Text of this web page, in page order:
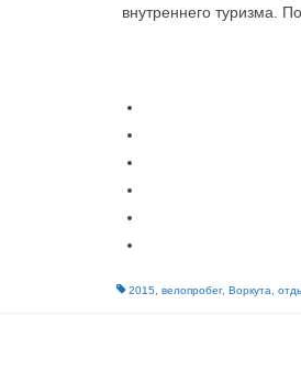
внутреннего туризма.
2015 велопробег, Воркута